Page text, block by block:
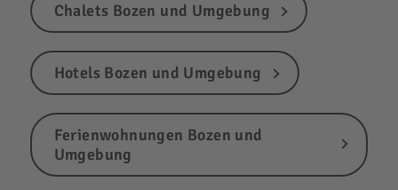
Chalets Bozen und Umgebung
Hotels Bozen und Umgebung
Ferienwohnungen Bozen und
Umgebung